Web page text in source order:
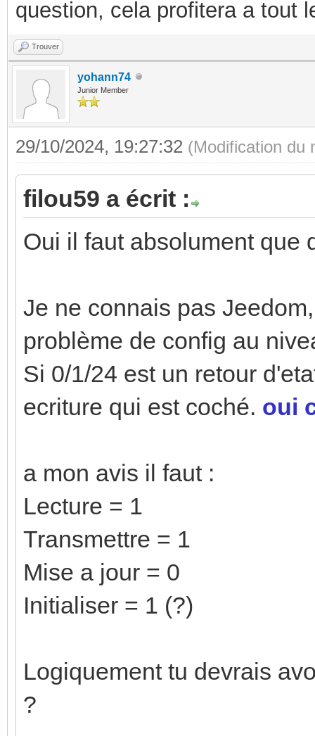
question, cela profitera a tout
Trouver
yohann74
Junior Member
29/10/2024, 19:27:32 (Modification du
filou59 a écrit :
Oui il faut absolument que
Je ne connais pas
problème de config au
Si 0/1/24 est un retour
ecriture qui est coché. oui
a mon avis il faut :
Lecture = 1
Transmettre = 1
Mise a jour = 0
Initialiser = 1 (?)
Logiquement tu devrais
?